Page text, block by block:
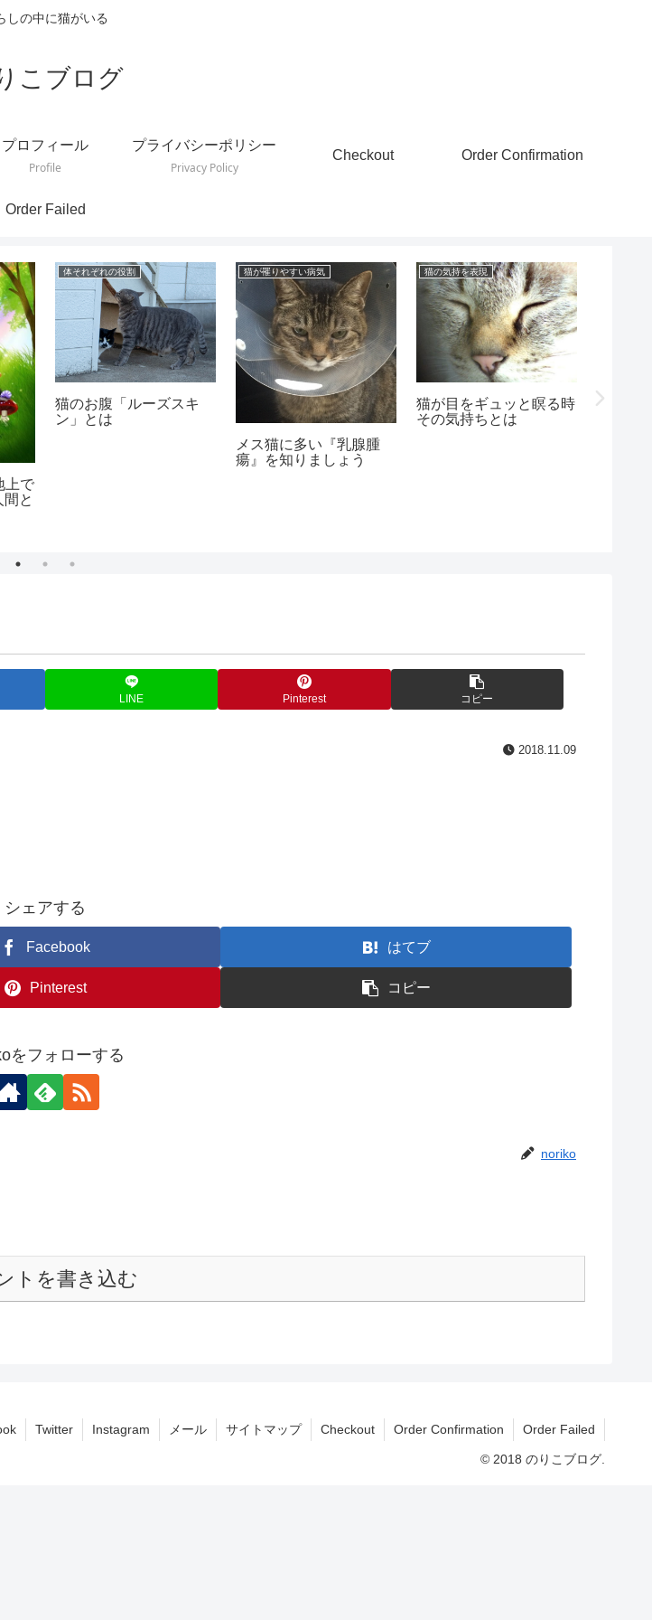
しの中に猫がいる
こブログ
プロフィール
Profile
プライバシーポリシー
Privacy Policy
Checkout Order Confirmation
Order Failed
上で
と
体それぞれの役割
猫のお腹「ルーズスキ
ン」とは
猫が罹りやすい病気
メス猫に多い『乳腺腫
瘍』を知りましょう
猫の気持を表現
猫が目をギュッと瞑る時
その気持ちとは
『いの
LINE Pinterest コピー
2018.11.09
シェアする
Facebook はてブ
Pinterest コピー
をフォローする
noriko
トを書き込む
Twitter Instagram メール サイトマップ Checkout Order Confirmation Order Failed
© 2018 のりこブログ.